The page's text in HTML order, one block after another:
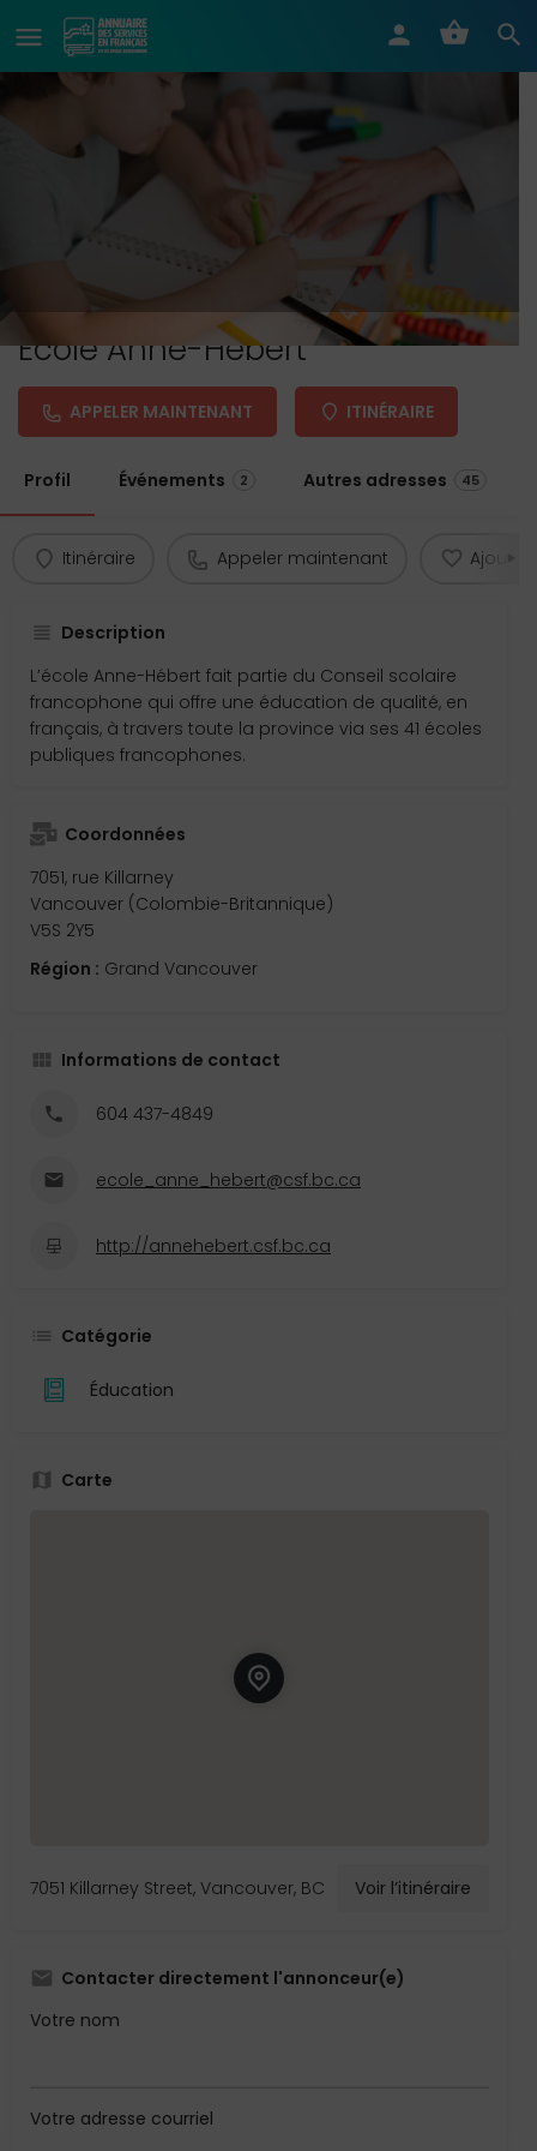
École Anne-Hébert
APPELER MAINTENANT ITINÉRAIRE
Profil Événements 2 Autres adresses 45
Itinéraire Appeler maintenant Ajouter
Description
L’école Anne-Hébert fait partie du Conseil scolaire
francophone qui offre une éducation de qualité, en
français, à travers toute la province via ses 41 écoles
publiques francophones.
Coordonnées
7051, rue Killarney
Vancouver (Colombie-Britannique)
V5S 2Y5
Région : Grand Vancouver
Informations de contact
604 437-4849
ecole_anne_hebert@csf.bc.ca
http://annehebert.csf.bc.ca
Catégorie
Éducation
Carte
7051 Killarney Street, Vancouver, BC Voir l’itinéraire
Contacter directement l'annonceur(e)
Votre nom
Votre adresse courriel